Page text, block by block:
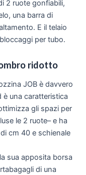
2 ruote gonfiabili,
una barra di
E il telaio
per tubo.
ridotto
JOB è davvero
una caratteristica
gli spazi per
le 2 ruote– e ha
cm 40 e schienale
sua apposita borsa
di una